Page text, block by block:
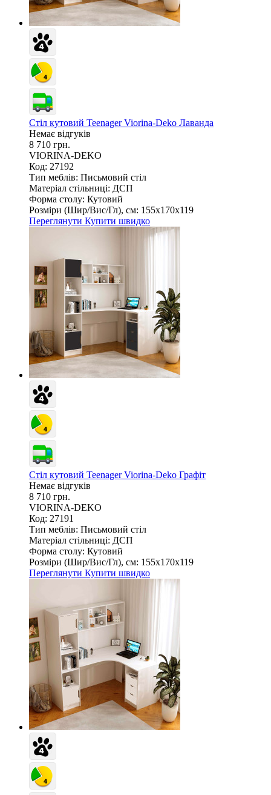
Стіл кутовий Teenager Viorina-Deko Лаванда
Немає відгуків
8 710 грн.
VIORINA-DEKO
Код: 27192
Тип меблів: Письмовий стіл
Матеріал стільниці: ДСП
Форма столу: Кутовий
Розміри (Шир/Вис/Гл), см: 155х170х119
Переглянути Купити швидко
Стіл кутовий Teenager Viorina-Deko Графіт
Немає відгуків
8 710 грн.
VIORINA-DEKO
Код: 27191
Тип меблів: Письмовий стіл
Матеріал стільниці: ДСП
Форма столу: Кутовий
Розміри (Шир/Вис/Гл), см: 155х170х119
Переглянути Купити швидко